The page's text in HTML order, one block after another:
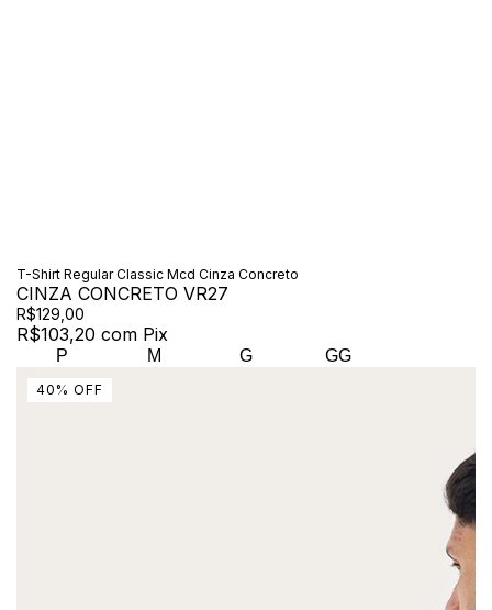
T-Shirt Regular Classic Mcd Cinza Concreto
CINZA CONCRETO VR27
R$129,00
R$103,20 com Pix
P M G GG
40 % OFF